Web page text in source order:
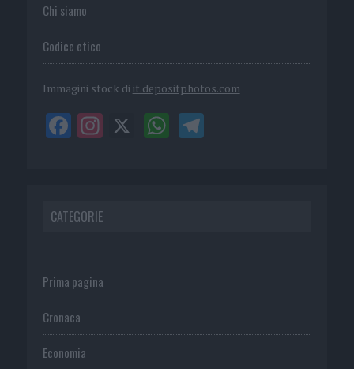
Chi siamo
Codice etico
Immagini stock di it.depositphotos.com
CATEGORIE
Prima pagina
Cronaca
Economia